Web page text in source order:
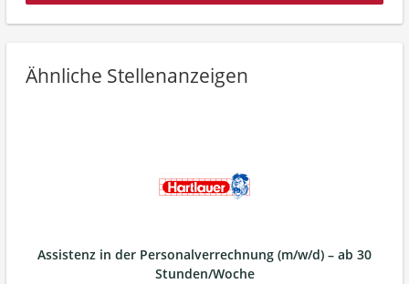
Ähnliche Stellenanzeigen
Assistenz in der Personalverrechnung (m/w/d) – ab 30
Stunden/Woche